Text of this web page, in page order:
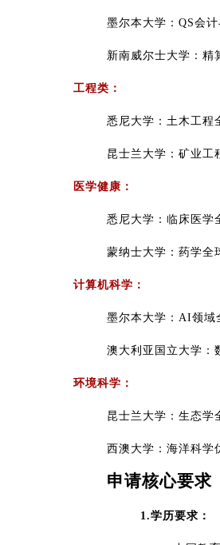
墨尔本大学：QS会
新南威尔士大学：精
工程类：
悉尼大学：土木工程
昆士兰大学：矿业工
医学健康：
悉尼大学：临床医学
蒙纳士大学：药学全
计算机科学：
墨尔本大学：AI领域
澳大利亚国立大学：
环境科学：
昆士兰大学：生态学
西澳大学：海洋科学
申请核心要求
1.学历要求：